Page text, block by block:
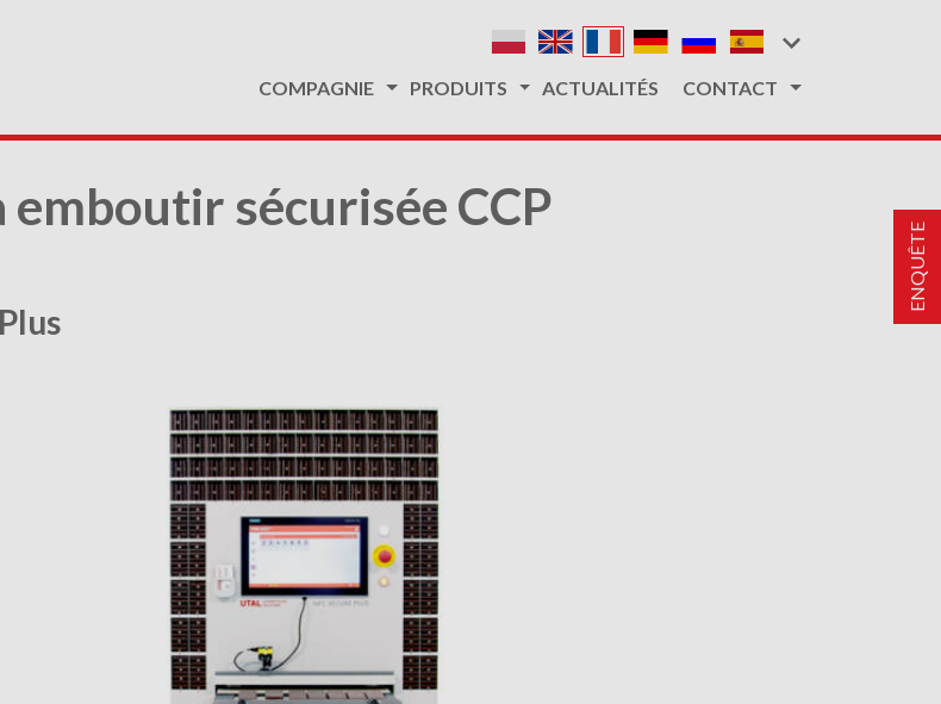
COMPAGNIE PRODUITS ACTUALITÉS CONTACT
emboutir sécurisée CCP
ENQUÊTE